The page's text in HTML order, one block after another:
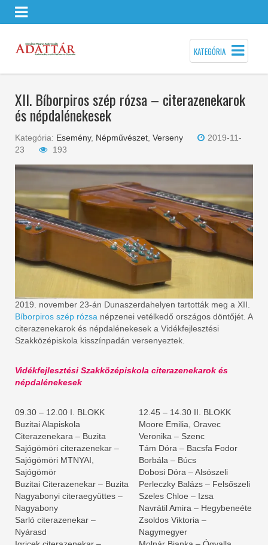
KATEGÓRIA
XII. Bíborpiros szép rózsa – citerazenekarok
és népdalénekesek
Kategória: Esemény, Népművészet Verseny
2019-11-
23
193
2019. november 23-án Dunaszerdahelyen tartották meg a XII.
Bíborpiros szép rózsa népzenei vetélkedő országos döntőjét. A
citerazenekarok és népdalénekesek a Vidékfejlesztési
Szakközépiskola kisszínpadán versenyeztek.
Vidékfejlesztési Szakközépiskola citerazenekarok és
népdalénekesek
09.30 – 12.00 I. BLOKK
Buzitai Alapiskola
Citerazenekara – Buzita
Sajógömöri citerazenekar –
Sajógömöri MTNYAI,
Sajógömör
Buzitai Citerazenekar – Buzita
Nagyabonyi citeraegyüttes –
Nagyabony
Sarló citerazenekar –
Nyárasd
12.45 – 14.30 II. BLOKK
Moore Emilia, Oravec
Veronika – Szenc
Tám Dóra – Bacsfa Fodor
Borbála – Búcs
Dobosi Dóra – Alsószeli
Perleczky Balázs – Felsőszeli
Szeles Chloe – Izsa
Navrátil Amira – Hegybeneéte
Zsoldos Viktoria –
Nagymegyer